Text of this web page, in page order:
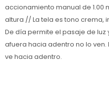
accionamiento manual de 1.00
altura // La tela es tono crema,
De día permite el pasaje de
afuera hacia adentro no lo ven.
ve hacia adentro.